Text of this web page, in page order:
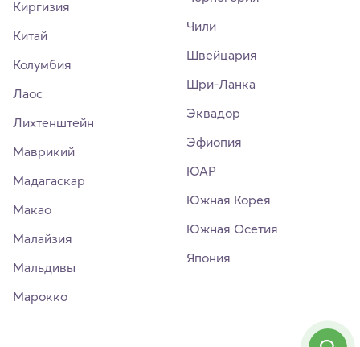
Киргизия
Китай
Колумбия
Лаос
Лихтенштейн
Маврикий
Мадагаскар
Макао
Малайзия
Мальдивы
Марокко
Чили
Швейцария
Шри-Ланка
Эквадор
Эфиопия
ЮАР
Южная Корея
Южная Осетия
Япония